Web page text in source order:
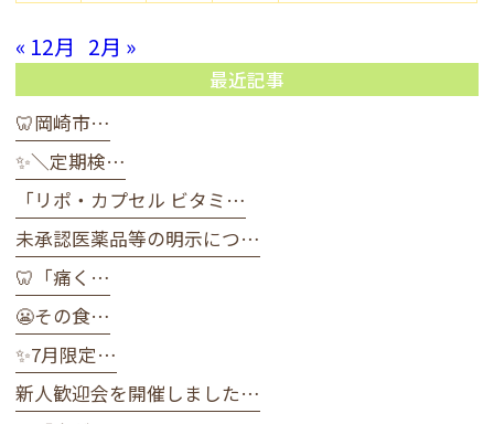
« 12月 2月 »
最近記事
🦷岡崎市…
✨＼定期検…
「リポ・カプセル ビタミ…
未承認医薬品等の明示につ…
🦷「痛く…
😬その食…
✨7月限定…
新人歓迎会を開催しました…